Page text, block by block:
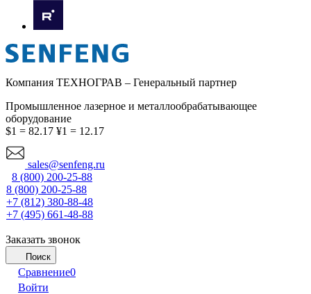
Компания ТЕХНОГРАВ – Генеральный партнер
Промышленное лазерное и металлообрабатывающее
оборудование
$1 = 82.17 ¥1 = 12.17
sales@senfeng.ru
8 (800) 200-25-88
8 (800) 200-25-88
+7 (812) 380-88-48
+7 (495) 661-48-88
Заказать звонок
Поиск
Сравнение0
Войти